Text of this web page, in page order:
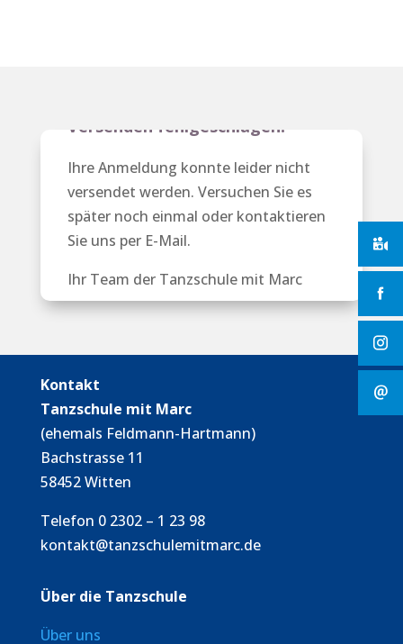
Versenden fehlgeschlagen!
Ihre Anmeldung konnte leider nicht
versendet werden. Versuchen Sie es
später noch einmal oder kontaktieren
Sie uns per E-Mail.
Ihr Team der Tanzschule mit Marc
Kontakt
Tanzschule mit Marc
(ehemals Feldmann-Hartmann)
Bachstrasse 11
58452 Witten
Telefon 0 2302 – 1 23 98
kontakt@tanzschulemitmarc.de
Über die Tanzschule
Über uns